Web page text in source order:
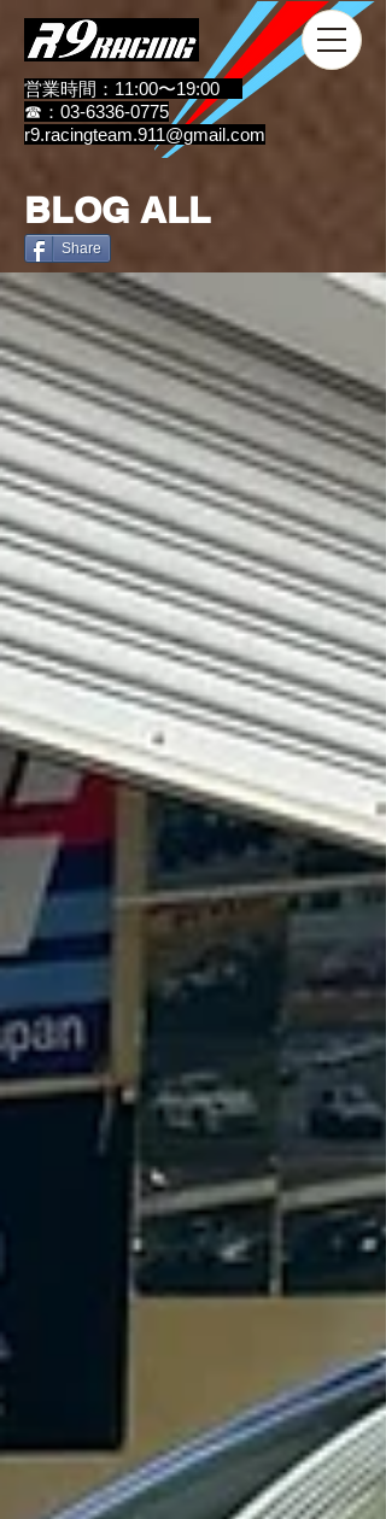
営業時間：11:00〜19:00
☎：03-6336-0775
r9.racingteam.911@gmail.com
BLOG ALL
Share